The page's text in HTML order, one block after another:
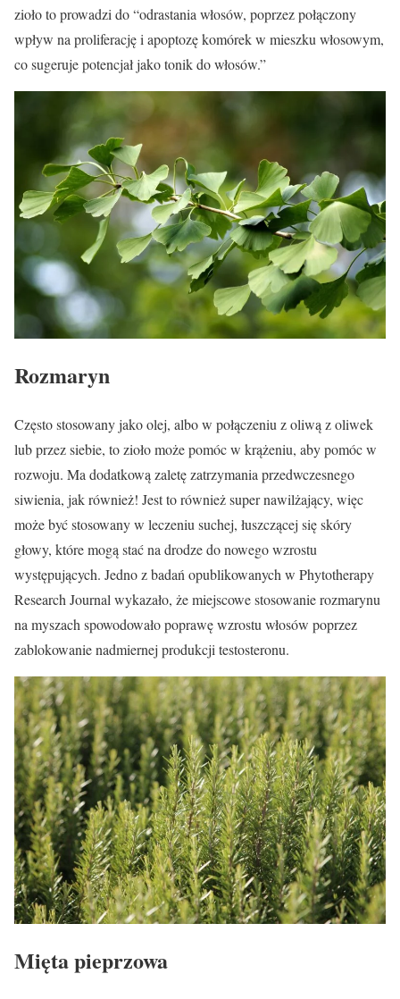
zioło to prowadzi do “odrastania włosów, poprzez połączony
wpływ na proliferację i apoptozę komórek w mieszku włosowym,
co sugeruje potencjał jako tonik do włosów.”
Rozmaryn
Często stosowany jako olej, albo w połączeniu z oliwą z oliwek
lub przez siebie, to zioło może pomóc w krążeniu, aby pomóc w
rozwoju. Ma dodatkową zaletę zatrzymania przedwczesnego
siwienia, jak również! Jest to również super nawilżający, więc
może być stosowany w leczeniu suchej, łuszczącej się skóry
głowy, które mogą stać na drodze do nowego wzrostu
występujących. Jedno z badań opublikowanych w Phytotherapy
Research Journal wykazało, że miejscowe stosowanie rozmarynu
na myszach spowodowało poprawę wzrostu włosów poprzez
zablokowanie nadmiernej produkcji testosteronu.
Mięta pieprzowa